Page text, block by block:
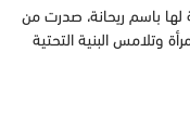
باسم ريحانة، صدرت من
وتلامس البنية التحتية